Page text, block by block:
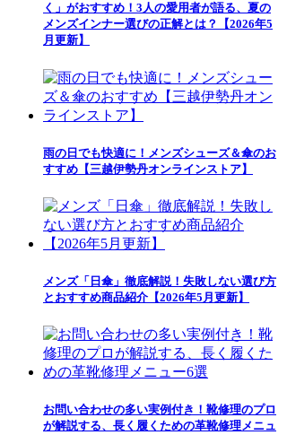
く」がおすすめ！3人の愛用者が語る、夏の
メンズインナー選びの正解とは？【2026年5
月更新】
雨の日でも快適に！メンズシューズ＆傘のお
すすめ【三越伊勢丹オンラインストア】
メンズ「日傘」徹底解説！失敗しない選び方
とおすすめ商品紹介【2026年5月更新】
お問い合わせの多い実例付き！靴修理のプロ
が解説する、長く履くための革靴修理メニュ